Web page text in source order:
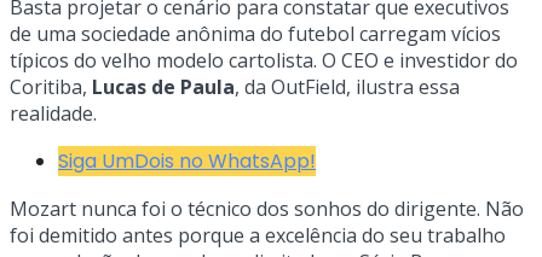
Basta projetar o cenário para constatar que executivos
de uma sociedade anônima do futebol carregam vícios
típicos do velho modelo cartolista. O CEO e investidor do
Coritiba, Lucas de Paula, da OutField, ilustra essa
realidade.
Siga UmDois no WhatsApp!
Mozart nunca foi o técnico dos sonhos do dirigente. Não
foi demitido antes porque a excelência do seu trabalho